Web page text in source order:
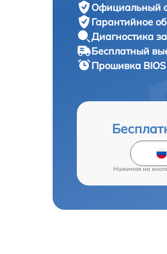
Официальный
Гарантийное
Диагностика
Бесплатный
Прошивка
Нажимая на